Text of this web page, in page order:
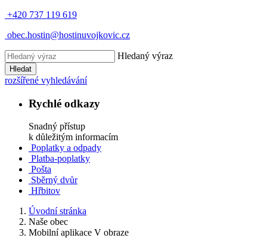
+420 737 119 619
obec.hostin@hostinuvojkovic.cz
Hledaný výraz
Hledat
rozšířené vyhledávání
Rychlé odkazy
Snadný přístup
k důležitým informacím
Poplatky a odpady
Platba-poplatky
Pošta
Sběrný dvůr
Hřbitov
Úvodní stránka
Naše obec
Mobilní aplikace V obraze